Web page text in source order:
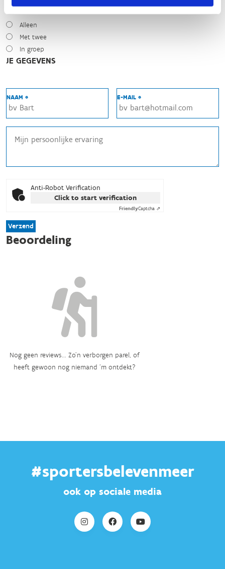
Alleen
Met twee
In groep
JE GEGEVENS
NAAM * E-MAIL *
Anti-Robot Verification
Click to start verification
FriendlyCaptcha ⇗
Verzend
Beoordeling
Nog geen reviews... Zo’n verborgen parel, of
heeft gewoon nog niemand ‘m ontdekt?
#sportersbelevenmeer
ook op sociale media